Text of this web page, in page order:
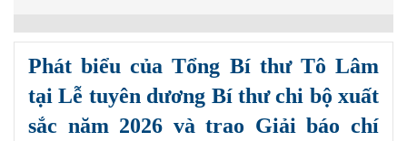
Phát biểu của Tổng Bí thư Tô Lâm
tại Lễ tuyên dương Bí thư chi bộ xuất
sắc năm 2026 và trao Giải báo chí